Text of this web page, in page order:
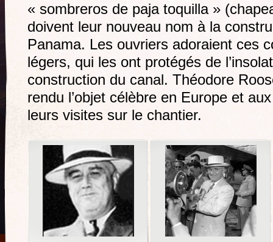
« sombreros de paja toquilla »
doivent leur nouveau nom à la
Panama. Les ouvriers adoraient ces
légers, qui les ont protégés de
construction du canal. Théodore
rendu l’objet célèbre en Europe et
leurs visites sur le chantier.